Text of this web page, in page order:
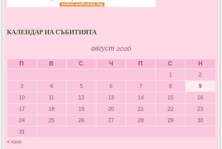
КАЛЕНДАР НА СЪБИТИЯТА
август 2026
П В С Ч П С Н
1
2
3
4 5 6 7 8
9
10
11 12 13 14 15
16
17
18 19 20 21 22
23
24
25 26 27 28 29
30
31
« юни